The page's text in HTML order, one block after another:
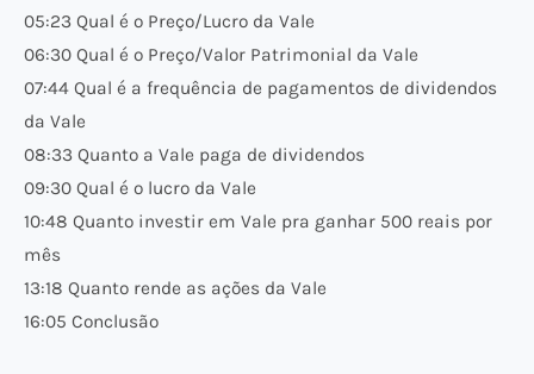
05:23 Qual é o Preço/Lucro da Vale
06:30 Qual é o Preço/Valor Patrimonial da Vale
07:44 Qual é a frequência de pagamentos de dividendos
da Vale
08:33 Quanto a Vale paga de dividendos
09:30 Qual é o lucro da Vale
10:48 Quanto investir em Vale pra ganhar 500 reais por
mês
13:18 Quanto rende as ações da Vale
16:05 Conclusão